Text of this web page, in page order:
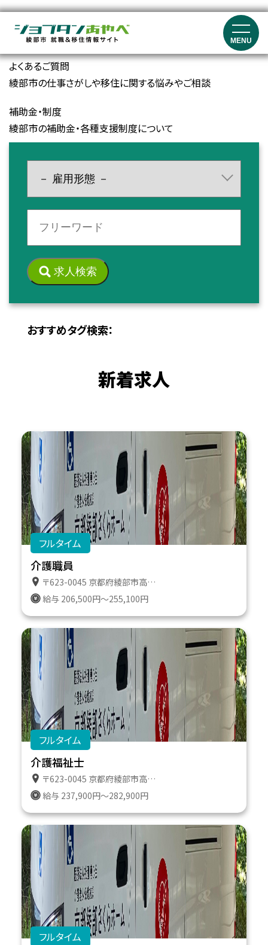
MENU
就職マッチングイベント、就職フェア、セミナーの開催情報
よくあるご質問
綾部市の仕事さがしや移住に関する悩みやご相談
補助金・制度
綾部市の補助金・各種支援制度について
求人検索
おすすめタグ検索：
新着求人
フルタイム
介護職員
〒623-0045 京都府綾部市高津町遠所１番地６１１
給与 206,500円～255,100円
フルタイム
介護福祉士
〒623-0045 京都府綾部市高津町遠所１番地６１１
給与 237,900円～282,900円
フルタイム